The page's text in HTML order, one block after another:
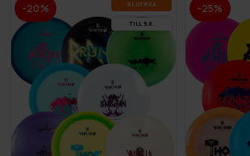
-20% SLUT­REA
TILL 9.8.
-25%